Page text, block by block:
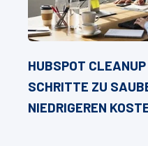
HUBSPOT
SCHRITTE ZU
NIEDRIGEREN